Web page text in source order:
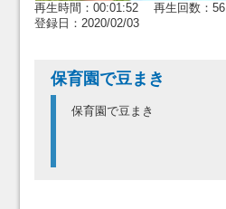
再生時間：00:01:52 再生回数：56
登録日：2020/02/03
保育園で豆まき
保育園で豆まき